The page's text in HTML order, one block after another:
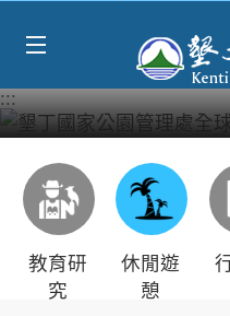
:::
教育研
究
休閒遊
憩